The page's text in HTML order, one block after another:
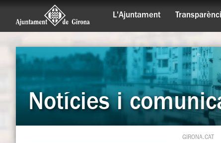
L'Ajuntament
Notícies i
GIRONA.CAT